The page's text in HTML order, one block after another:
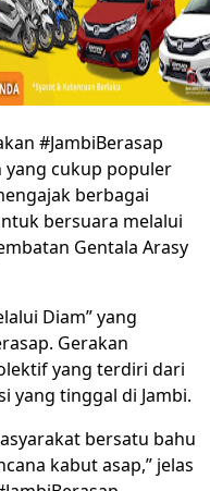
#JambiBerasap
yang cukup populer
berbagai
bersuara melalui
Gentala Arasy
Diam” yang
Gerakan
yang terdiri dari
yang tinggal di Jambi.
bersatu bahu
kabut asap,” jelas